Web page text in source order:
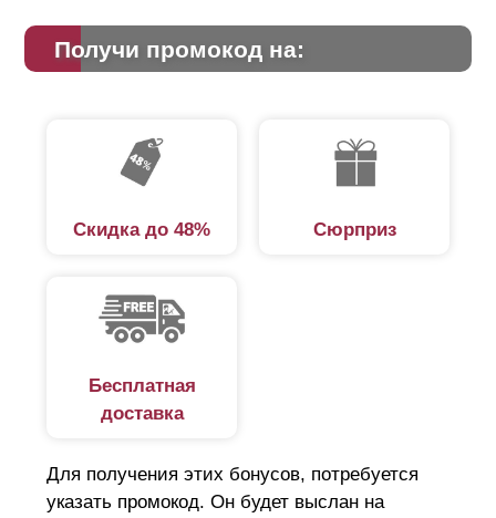
Получи промокод на:
Скидка до 48% Сюрприз
Бесплатная
доставка
Для получения этих бонусов, потребуется
указать промокод. Он будет выслан на